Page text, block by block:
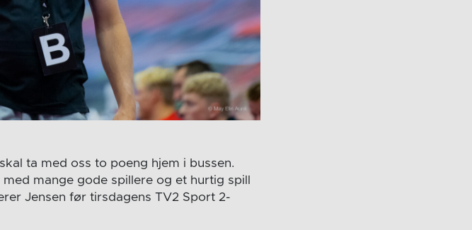
ta med oss to poeng hjem i bussen.
mange gode spillere og et hurtig spill
Jensen før tirsdagens TV2 Sport 2-